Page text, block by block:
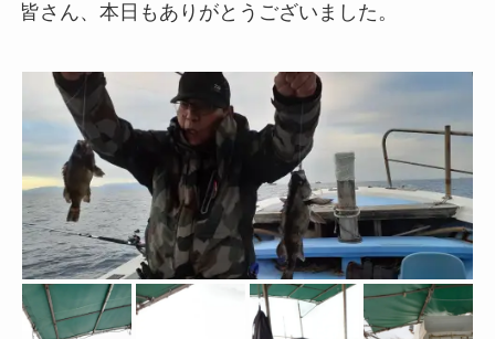
皆さん、本日もありがとうございました。